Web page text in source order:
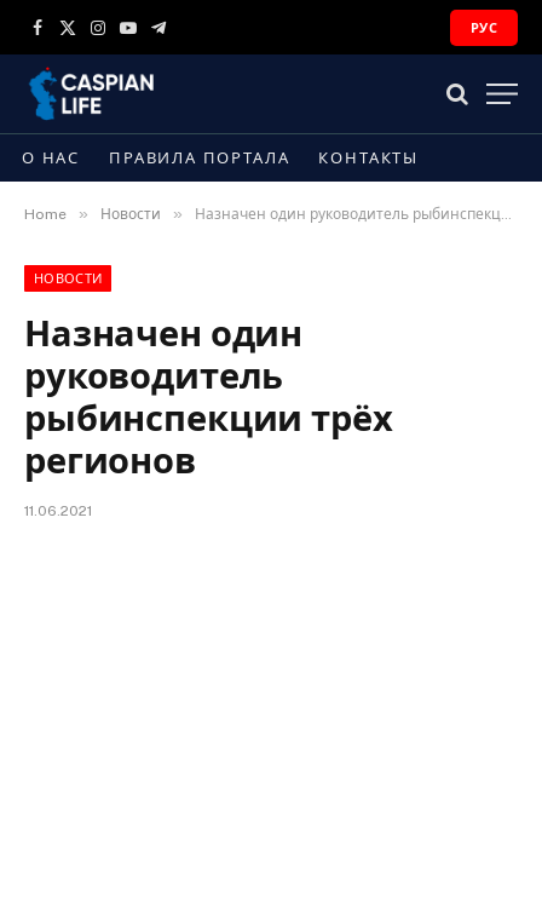
Facebook
X
Instagram
YouTubeTelegram
РУС
О НАС ПРАВИЛА ПОРТАЛА КОНТАКТЫ
Home » Новости » Назначен один руководитель рыбинспекции трёх регионов
НОВОСТИ
Назначен один
руководитель
рыбинспекции трёх
регионов
11.06.2021